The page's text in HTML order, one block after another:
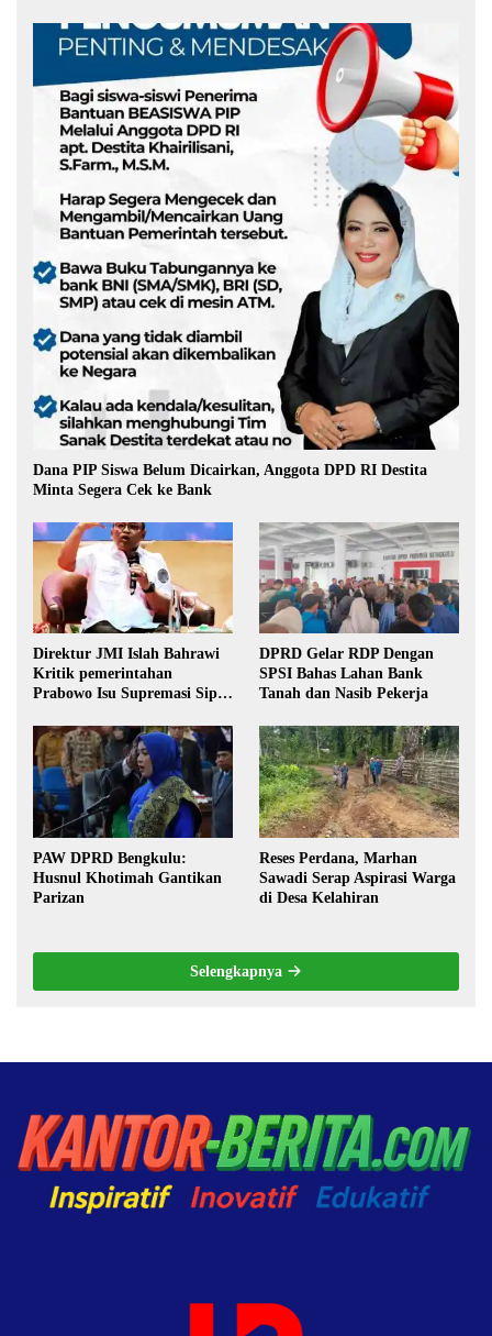
Dana PIP Siswa Belum Dicairkan, Anggota DPD RI Destita
Minta Segera Cek ke Bank
Direktur JMI Islah Bahrawi
Kritik pemerintahan
Prabowo Isu Supremasi Sipil,
Pilkada oleh DPRD
DPRD Gelar RDP Dengan
SPSI Bahas Lahan Bank
Tanah dan Nasib Pekerja
PAW DPRD Bengkulu:
Husnul Khotimah Gantikan
Parizan
Reses Perdana, Marhan
Sawadi Serap Aspirasi Warga
di Desa Kelahiran
Selengkapnya